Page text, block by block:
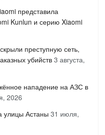
представила
Kunlun и серию Xiaomi
преступную сеть,
убийств3 августа,
нападение на АЗС в
2026
улицы Астаны 31 июля,